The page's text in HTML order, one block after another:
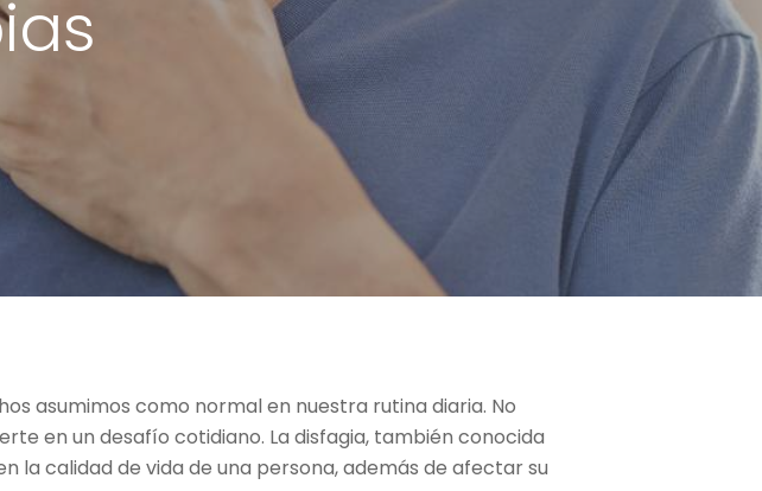
asumimos como normal en nuestra rutina diaria. No
en un desafío cotidiano. La disfagia, también conocida
calidad de vida de una persona, además de afectar su